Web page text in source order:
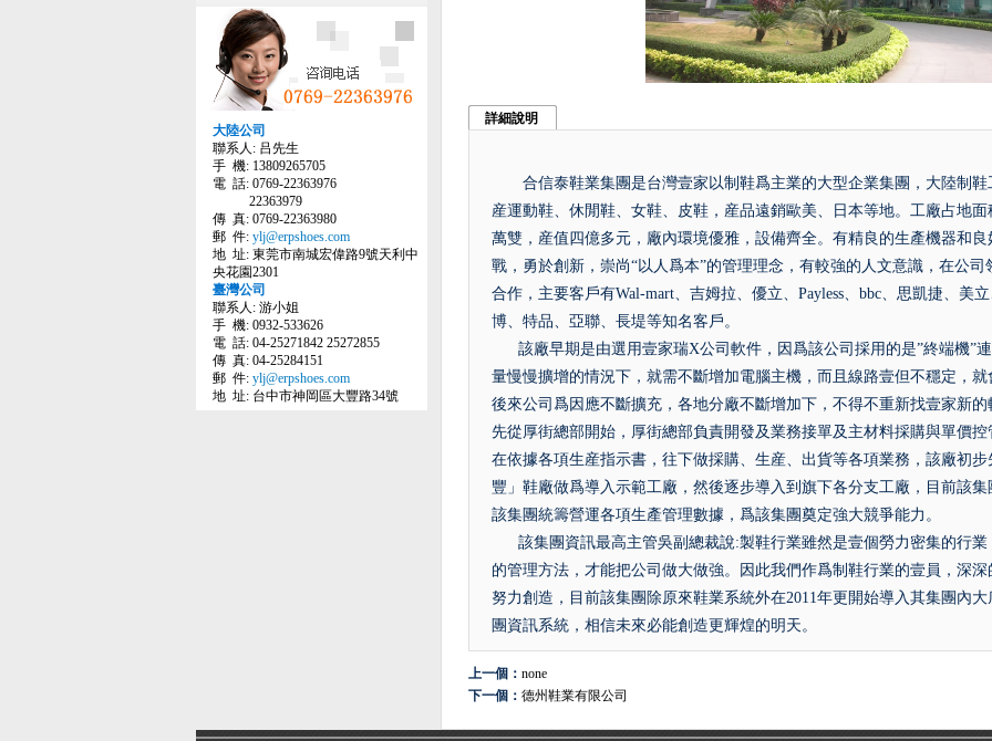
大陸公司
聯系人: 吕先生
手 機: 13809265705
電 話: 0769-22363976
22363979
傳 真: 0769-22363980
郵 件: ylj@erpshoes.com
地 址: 東莞市南城宏偉路9號天利中
央花園2301
臺灣公司
聯系人: 游小姐
手 機: 0932-533626
電 話: 04-25271842 25272855
傳 真: 04-25284151
郵 件: ylj@erpshoes.com
地 址: 台中市神岡區大豐路34號
詳細說明
合信泰鞋業集團是台灣壹家以制鞋爲主業的大型企業集團，大陸制鞋
産運動鞋、休閒鞋、女鞋、皮鞋，産品遠銷歐美、日本等地。工廠占地
萬雙，産值四億多元，廠內環境優雅，設備齊全。有精良的生產機器和
戰，勇於創新，崇尚“以人爲本”的管理理念，有較強的人文意識，在公
合作，主要客戶有Wal-mart、吉姆拉、優立、Payless、bbc、思凱捷、美
博、特品、亞聯、長堤等知名客戶。
該廠早期是由選用壹家瑞X公司軟件，因爲該公司採用的是”終端機”
量慢慢擴增的情況下，就需不斷增加電腦主機，而且線路壹但不穩定，
後來公司爲因應不斷擴充，各地分廠不斷增加下，不得不重新找壹家新
先從厚街總部開始，厚街總部負責開發及業務接單及主材料採購與單價
在依據各項生産指示書，往下做採購、生産、出貨等各項業務，該廠初
豐」鞋廠做爲導入示範工廠，然後逐步導入到旗下各分支工廠，目前該
該集團統籌營運各項生產管理數據，爲該集團奠定強大競爭能力。
該集團資訊最高主管吳副總裁說:製鞋行業雖然是壹個勞力密集的行業
的管理方法，才能把公司做大做強。因此我們作爲制鞋行業的壹員，深
努力創造，目前該集團除原來鞋業系統外在2011年更開始導入其集團內
團資訊系統，相信未來必能創造更輝煌的明天。
上一個： none
下一個： 德州鞋業有限公司